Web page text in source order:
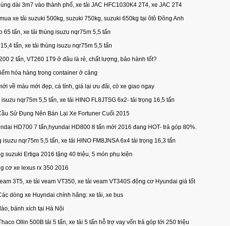
dài 3m7 vào thành phố, xe tải JAC HFC1030K4 2T4, xe JAC 2T4
xe tải suzuki 500kg, suzuki 750kg, suzuki 650kg tại ôtô Đông Anh
65 tấn, xe tải thùng isuzu nqr75m 5,5 tấn
tấn, xe tải thùng isuzu nqr75m 5,5 tấn
2 tấn, VT260 1T9 ở đâu là rẻ, chất lượng, bảo hành tốt?
hóa hàng trong container ở cảng
về màu mới đẹp, cá tính, giá lại ưu đãi, có xe giao ngay
nqr75m 5,5 tấn, xe tải HINO FL8JTSG 6x2- tải trọng 16,5 tấn
Sử Đụng Nên Bán Lại Xe Fortuner Cuối 2015
HD700 7 tấn,hyundai HD800 8 tấn mới 2016 đang HOT- trả góp 80%.
isuzu nqr75m 5,5 tấn, xe tải HINO FM8JNSA 6x4 tải trọng 16,3 tấn
suzuki Ertiga 2016 tặng 40 triệu, 5 món phụ kiện
cơ xe lexus rx 350 2016
3T5, xe tải veam VT350, xe tải veam VT340S động cơ Hyundai giá tốt
dòng xe Huyndai chính hãng: xe tải, xe bus
bánh xích tại Hà Nội
Ollin 500B tải 5 tấn, xe tải 5 tấn hỗ trợ vay vốn trả góp tới 250 triệu